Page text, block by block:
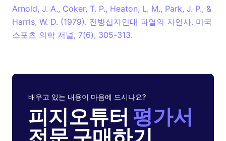
Arnold, J. A., Coker, T. P., Heaton, L. M., Park, J. P., &
Harris, W. D. (1979). 전방십자인대 파열의 자연사. 미국
스포츠 의학 저널, 7(6), 305-313.
배우고 있는 내용이 마음에 드시나요?
피지오튜터 평가서